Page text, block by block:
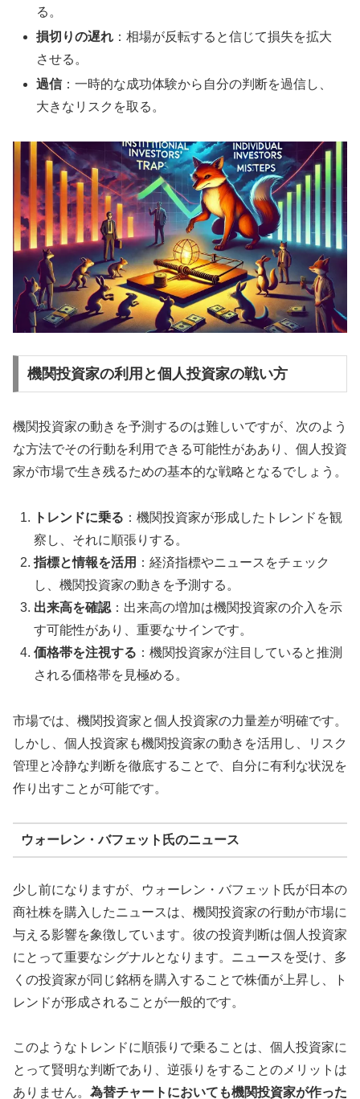
る。
損切りの遅れ ：相場が反転すると信じて損失を拡大
させる。
過信：一時的な成功体験から自分の判断を過信し、
大きなリスクを取る。
機関投資家の利用と個人投資家の戦い方
機関投資家の動きを予測するのは難しいですが、次のよう
な方法でその行動を利用できる可能性がああり、個人投資
家が市場で生き残るための基本的な戦略となるでしょう。
トレンドに乗る ：機関投資家が形成したトレンドを観
察し、それに順張りする。
指標と情報を活用 ：経済指標やニュースをチェック
し、機関投資家の動きを予測する。
出来高を確認 ：出来高の増加は機関投資家の介入を示
す可能性があり、重要なサインです。
価格帯を注視する ：機関投資家が注目していると推測
される価格帯を見極める。
市場では、機関投資家と個人投資家の力量差が明確です。
しかし、個人投資家も機関投資家の動きを活用し、リスク
管理と冷静な判断を徹底することで、自分に有利な状況を
作り出すことが可能です。
ウォーレン・バフェット氏のニュース
少し前になりますが、ウォーレン・バフェット氏が日本の
商社株を購入したニュースは、機関投資家の行動が市場に
与える影響を象徴しています。彼の投資判断は個人投資家
にとって重要なシグナルとなります。ニュースを受け、多
くの投資家が同じ銘柄を購入することで株価が上昇し、ト
レンドが形成されることが一般的です。
このようなトレンドに順張りで乗ることは、個人投資家に
とって賢明な判断であり、逆張りをすることのメリットは
ありません。 為替チャートにおいても機関投資家が作った